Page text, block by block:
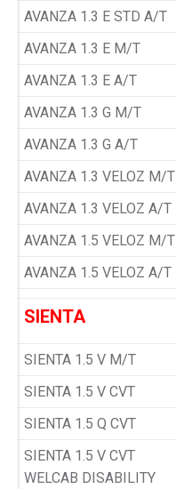
AVANZA 1.3 E STD A/T
AVANZA 1.3 E M/T
AVANZA 1.3 E A/T
AVANZA 1.3 G M/T
AVANZA 1.3 G A/T
AVANZA 1.3 VELOZ M/T
AVANZA 1.3 VELOZ A/T
AVANZA 1.5 VELOZ M/T
AVANZA 1.5 VELOZ A/T
SIENTA
SIENTA 1.5 V M/T
SIENTA 1.5 V CVT
SIENTA 1.5 Q CVT
SIENTA 1.5 V CVT
WELCAB DISABILITY